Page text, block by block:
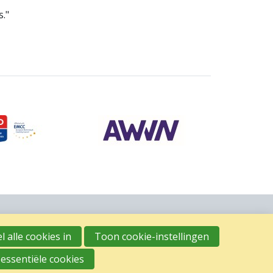
alle cookies in
Toon cookie-instellingen
cookies